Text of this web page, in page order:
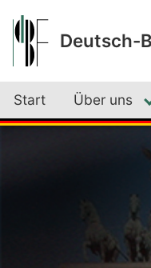
Deutsch-
Start Über uns